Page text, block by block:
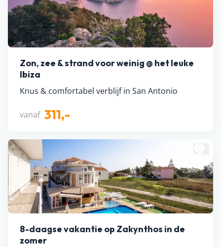
Zon, zee & strand voor weinig @ het leuke
Ibiza
Knus & comfortabel verblijf in San Antonio
vanaf 311,-
8-daagse vakantie op Zakynthos in de
zomer